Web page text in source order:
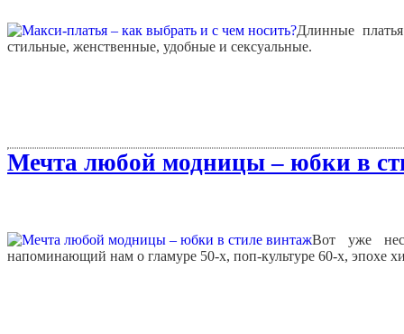
Длинные
стильные, женственные, удобные и сексуальные.
Мечта любой модницы – юбки в
Вот уже
напоминающий нам о гламуре 50-х, поп-культуре 60-х, эпохе